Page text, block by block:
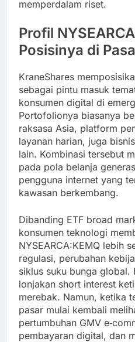
memperdalam riset.
Profil
Posisinya di
KraneShares
sebagai pintu masuk
konsumen digital di
Portofolionya biasanya
raksasa Asia, platform
layanan harian, juga
lain. Kombinasi tersebut
pada pola belanja
pengguna internet yang
kawasan berkembang.
Dibanding ETF broad
konsumen teknologi
NYSEARCA:KEMQ lebih
regulasi, perubahan
siklus suku bunga global.
lonjakan short interest
merebak. Namun, ketika
pasar mulai kembali
pertumbuhan GMV
pembayaran digital, dan